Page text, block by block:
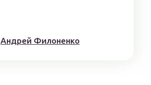
Aндрeй Филoнeнкo